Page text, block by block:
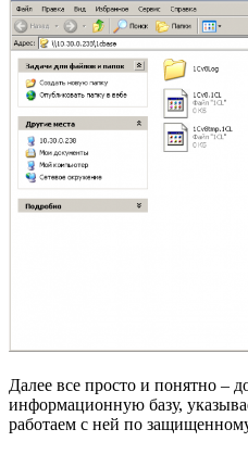
Далее все просто и понятно –
информационную базу,
работаем с ней по